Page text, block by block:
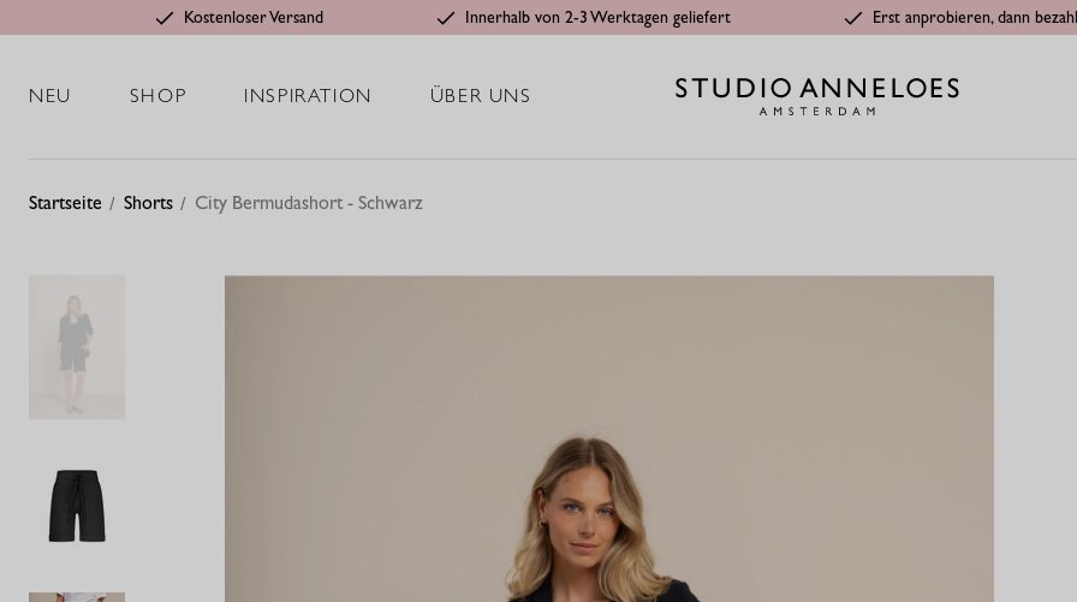
Kostenloser Versand Innerhalb von 2-3 Werktagen geliefert Erst anprobieren, dann
NEU SHOP INSPIRATION ÜBER UNS
Startseite Shorts City Bermudashort - Schwarz